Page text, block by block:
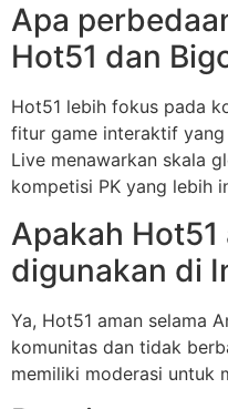
Apa
Hot51 dan
Hot51 lebih fokus pada
fitur game interaktif yang
Live menawarkan skala
kompetisi PK yang lebih
Apakah
digunakan di
Ya, Hot51 aman selama
komunitas dan tidak
memiliki moderasi untuk